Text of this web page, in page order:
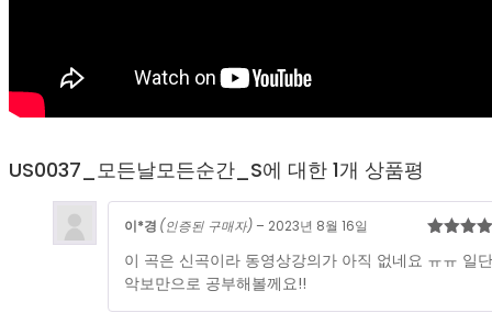
US0037_모든날모든순간_S에 대한 1개 상품평
로 평가
이*경 (인증된 구매자) – 2023년 8월 16일
이 곡은 신곡이라 동영상강의가 아직 없네요 ㅠㅠ 일단
악보만으로 공부해볼께요!!